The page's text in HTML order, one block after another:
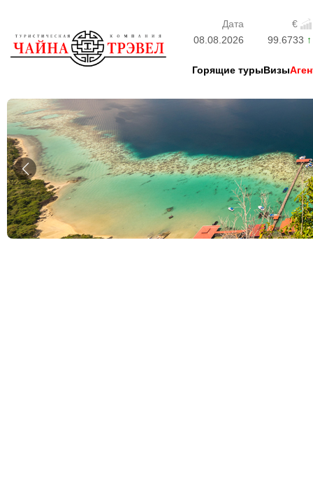
Дата
€
08.08.2026
99.6733
Горящие турыВизы